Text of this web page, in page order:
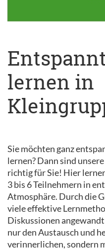
lernen in
Sie möchten ganz
lernen? Dann sind
richtig für Sie! Hier
3 bis 6 Teilnehmern in
Atmosphäre. Durch die
viele effektive
Diskussionen
nur den Austausch und
verinnerlichen, sondern